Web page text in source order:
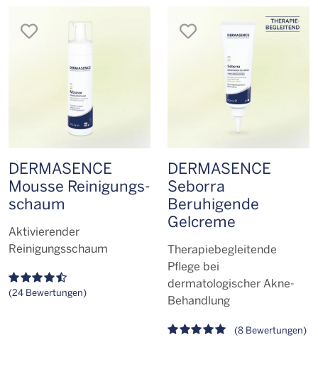
merken
DERMASENCE
Mousse Reinigungs­
schaum
Aktivierender
Reinigungsschaum
(24 Bewertungen)
merken
DERMASENCE
Seborra
Beruhigende
Gelcreme
Therapiebegleitende
Pflege bei
dermatologischer Akne-
Behandlung
(8 Bewertungen)